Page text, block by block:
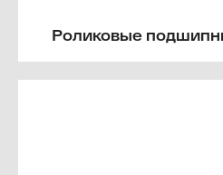
Роликовые